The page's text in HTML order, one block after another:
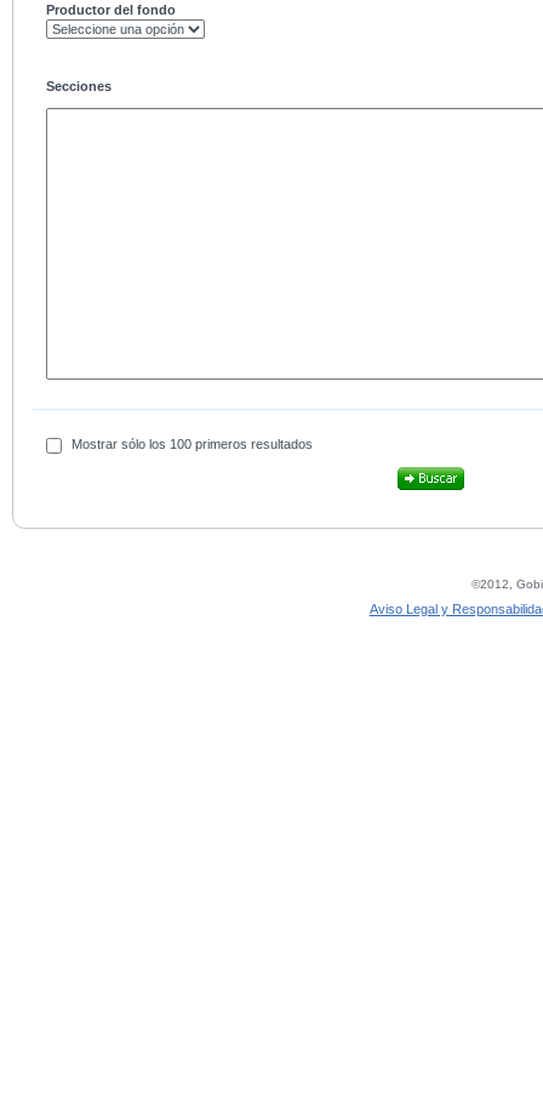
Productor del fondo
Secciones
Mostrar sólo los 100 primeros resultados
©2012,
Aviso Legal y